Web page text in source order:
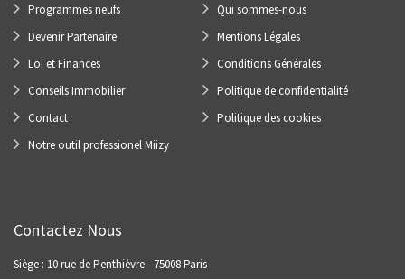
Programmes neufs
Devenir Partenaire
Loi et Finances
Conseils Immobilier
Contact
Notre outil professionel Miizy
Qui sommes-nous
Mentions Légales
Conditions Générales
Politique de confidentialité
Politique des cookies
Contactez Nous
Siège : 10 rue de Penthièvre - 75008 Paris